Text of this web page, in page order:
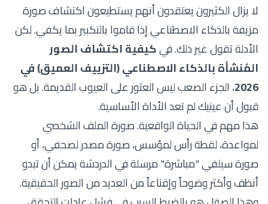
لا يزال الكثيرون يعتقدون أنهم يستطيعون اكتشاف صورة
مزيفة بالذكاء الاصطناعي إذا قاموا بالتكبير بما يكفي. لكن
الأدلة تقول غير ذلك. فيكيفية اكتشاف الصور
المُنشأة بالذكاء الاصطناعي (التزييف العميق) في
2026، الجزء الصعب ليس العثور على العيوب القديمة. بل هو
قبول أن عينيك لم تعد الأداة الأساسية.
هذا مهم في الحياة الواقعية. صورة الملف الشخصي
لمواعدة، لقطة رأس لمؤسس، صورة مصدر لصحفي، أو
صورة سيلفي "مباشرة" مرسلة في الدردشة يمكن أن تبدو
أنظف وأكثر وضوحاً وإقناعاً من العديد من الصور الحقيقية.